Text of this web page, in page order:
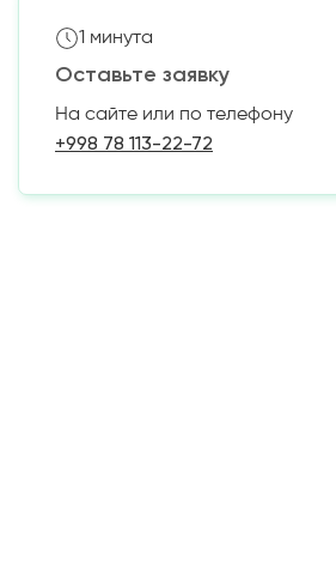
1 минута
Оставьте заявку
На сайте или по телефону
+998 78 113-22-72